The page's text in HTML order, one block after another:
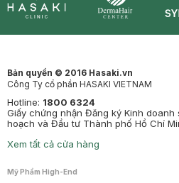
Bản quyền © 2016 Hasaki.vn
Công Ty cổ phần HASAKI VIETNAM
Hotline: 1800 6324
Giấy chứng nhận Đăng ký Kinh doanh
hoạch và Đầu tư Thành phố Hồ Chí
Xem tất cả cửa hàng
Mỹ Phẩm High-End